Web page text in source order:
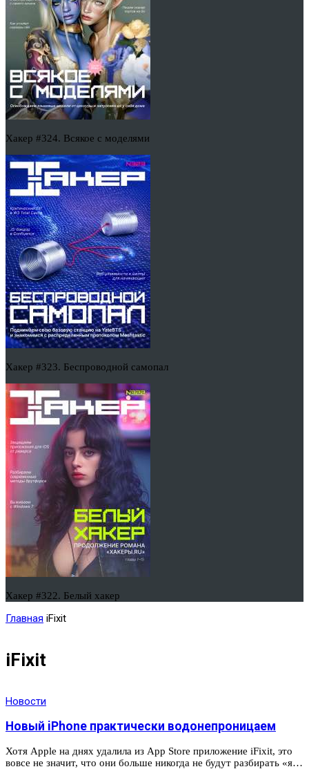
Хакер #324. Всякое с моделями
Хакер #323. Беспроводной самопал
Хакер #322. Белый хакер
Главная iFixit
iFixit
Новости
Новый iPhone практически водонепроницаем
Хотя Apple на днях удалила из App Store приложение iFixit, это
вовсе не значит, что они больше никогда не будут разбирать «я…